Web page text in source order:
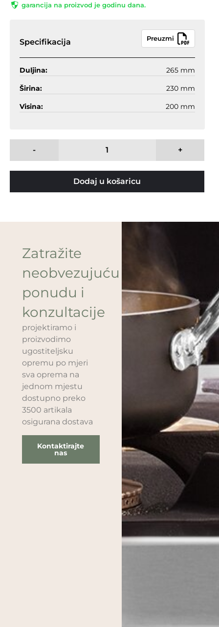
garancija na proizvod je godinu dana.
Specifikacija Preuzmi
Duljina: 265 mm
Širina: 230 mm
Visina: 200 mm
- +
Dodaj u košaricu
Zatražite
neobvezujuću
ponudu i
konzultacije
projektiramo i
proizvodimo
ugostiteljsku
opremu po mjeri
sva oprema na
jednom mjestu
dostupno preko
3500 artikala
osigurana dostava
Kontaktirajte
nas